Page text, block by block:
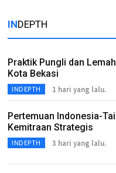
INDEPTH
Praktik Pungli dan
Kota Bekasi
INDEPTH 1 hari yang lalu.
Pertemuan Indonesia-
Kemitraan Strategis
INDEPTH 3 hari yang lalu.